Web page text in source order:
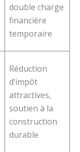
double charge
financière
temporaire
Réduction
d’impôt
attractives,
soutien à la
construction
durable